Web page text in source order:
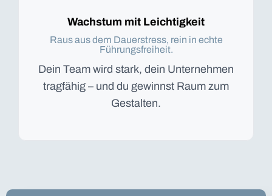
Wachstum mit Leichtigkeit
Raus aus dem Dauerstress, rein in echte
Führungsfreiheit.
Dein Team wird stark, dein Unternehmen
tragfähig – und du gewinnst Raum zum
Gestalten.